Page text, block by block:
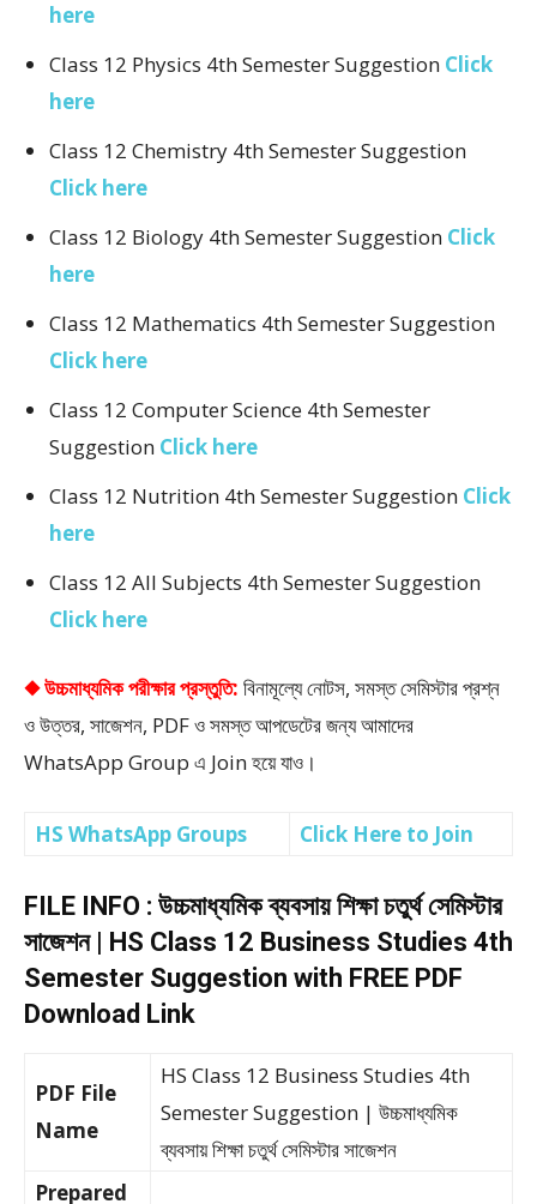
here
Class 12 Physics 4th Semester Suggestion Click
here
Class 12 Chemistry 4th Semester Suggestion
Click here
Class 12 Biology 4th Semester Suggestion Click
here
Class 12 Mathematics 4th Semester Suggestion
Click here
Class 12 Computer Science 4th Semester
Suggestion Click here
Class 12 Nutrition 4th Semester Suggestion Click
here
Class 12 All Subjects 4th Semester Suggestion
Click here
◆ উচ্চমাধ্যমিক পরীক্ষার প্রস্তুতি: বিনামূল্যে নোটস, সমস্ত সেমিস্টার প্রশ্ন
ও উত্তর, সাজেশন, PDF ও সমস্ত আপডেটের জন্য আমাদের
WhatsApp Group এ Join হয়ে যাও।
HS WhatsApp Groups Click Here to Join
FILE INFO : উচ্চমাধ্যমিক ব্যবসায় শিক্ষা চতুর্থ সেমিস্টার
সাজেশন | HS Class 12 Business Studies 4th
Semester Suggestion with FREE PDF
Download Link
PDF File
Name
HS Class 12 Business Studies 4th
Semester Suggestion | উচ্চমাধ্যমিক
ব্যবসায় শিক্ষা চতুর্থ সেমিস্টার সাজেশন
Prepared